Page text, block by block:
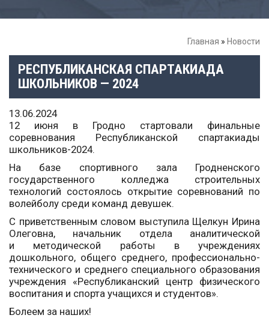
Главная » Новости
РЕСПУБЛИКАНСКАЯ СПАРТАКИАДА
ШКОЛЬНИКОВ — 2024
13.06.2024
12 июня в Гродно стартовали финальные
соревнования Республиканской спартакиады
школьников-2024.
На базе спортивного зала Гродненского
государственного колледжа строительных
технологий состоялось открытие соревнований по
волейболу среди команд девушек.
С приветственным словом выступила Щелкун Ирина
Олеговна, начальник отдела аналитической
и методической работы в учреждениях
дошкольного, общего среднего, профессионально-
технического и среднего специального образования
учреждения «Республиканский центр физического
воспитания и спорта учащихся и студентов».
Болеем за наших!